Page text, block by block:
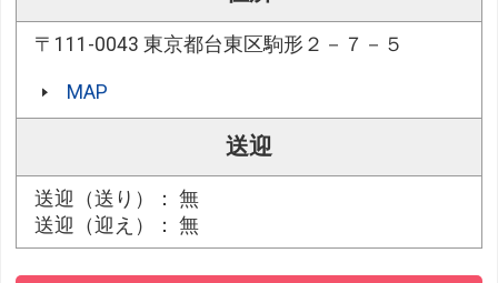
〒111-0043 東京都台東区駒形２－７－５
MAP
送迎
送迎（送り）： 無
送迎（迎え）： 無